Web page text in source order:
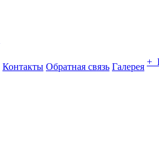
Контакты Обратная связь Галерея +